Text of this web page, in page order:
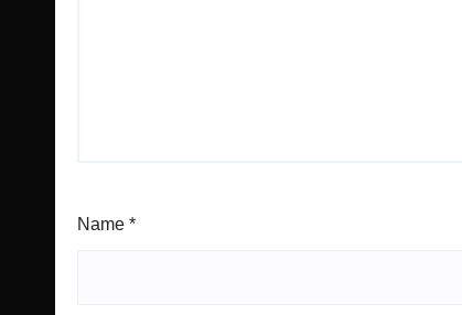
Name *